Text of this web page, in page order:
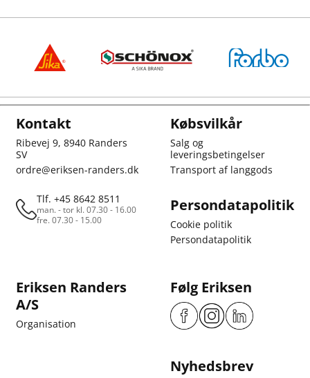
Kontakt
Ribevej 9, 8940 Randers
SV
ordre@eriksen-randers.dk
Tlf. +45 8642 8511
man. - tor kl. 07.30 - 16.00
fre. 07.30 - 15.00
Købsvilkår
Salg og
leveringsbetingelser
Transport af langgods
Persondatapolitik
Cookie politik
Persondatapolitik
Eriksen Randers
A/S
Organisation
Følg Eriksen
Nyhedsbrev